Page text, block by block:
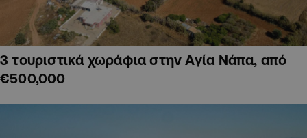
3 τουριστικά χωράφια στην Αγία Νάπα, από
€500,000